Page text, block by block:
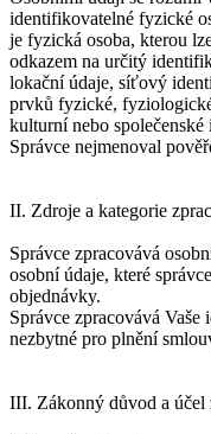
identifikovatelné fyzické
je fyzická osoba, kterou
odkazem na určitý
lokační údaje, síťový
prvků fyzické,
kulturní nebo
Správce nejmenoval
II. Zdroje a kategorie
Správce zpracovává
osobní údaje, které
objednávky.
Správce zpracovává
nezbytné pro plnění
III. Zákonný důvod a účel